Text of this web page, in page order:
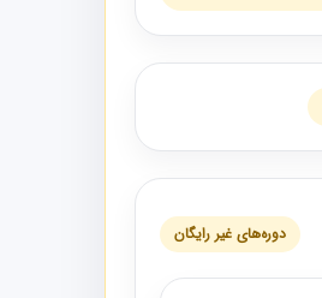
دوره‌های غیر رایگان